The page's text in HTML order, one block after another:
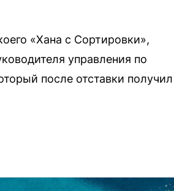
«Хана с Сортировки»,
управления по
после отставки получил